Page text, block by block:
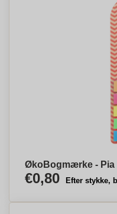
ØkoBogmærke - Pia
€0,80 Efter stykke,